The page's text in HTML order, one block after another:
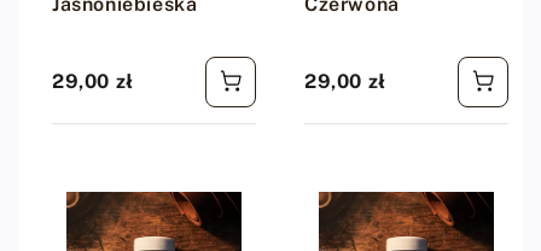
Cena regularna
29,00 zł Cena regularna
29,00 zł